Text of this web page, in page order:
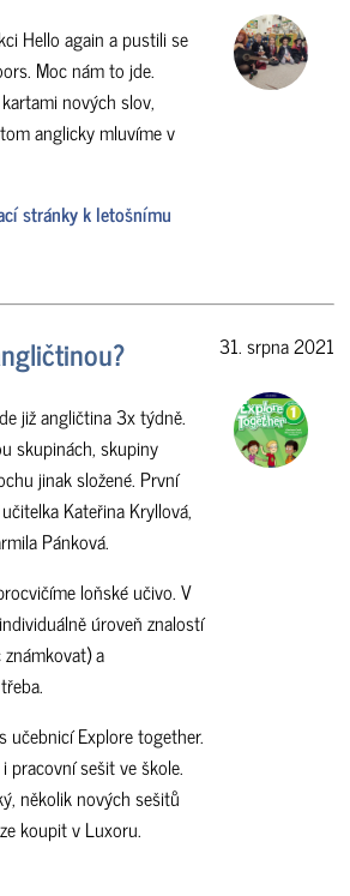
Hello again a pustili se
Moc nám to jde.
nových slov,
anglicky mluvíme v
stránky k letošnímu
již angličtina 3x týdně.
skupinách, skupiny
jinak složené. První
Kateřina Kryllová,
Pánková.
loňské učivo. V
úroveň znalostí
a
učebnicí Explore together.
pracovní sešit ve škole.
několik nových sešitů
koupit v Luxoru.
31. srpna 2021